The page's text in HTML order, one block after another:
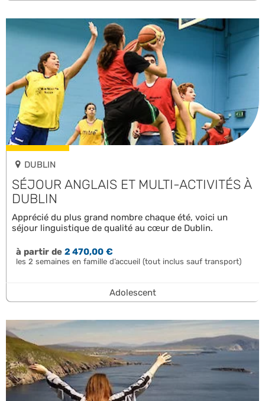
DUBLIN
SÉJOUR ANGLAIS ET MULTI-ACTIVITÉS À
DUBLIN
Apprécié du plus grand nombre chaque été, voici un
séjour linguistique de qualité au cœur de Dublin.
à partir de2 470,00 €
les 2 semaines en famille d’accueil (tout inclus sauf transport)
Adolescent